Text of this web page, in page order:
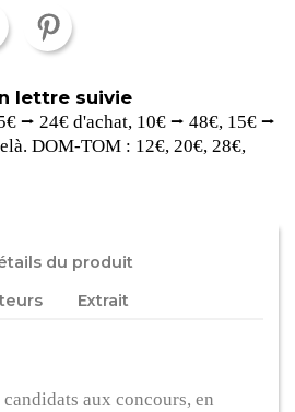
lettre suivie
⭢ 24€ d'achat, 10€ ⭢ 48€, 15€ ⭢
DOM-TOM : 12€, 20€, 28€,
du produit
Extrait
candidats aux concours, en